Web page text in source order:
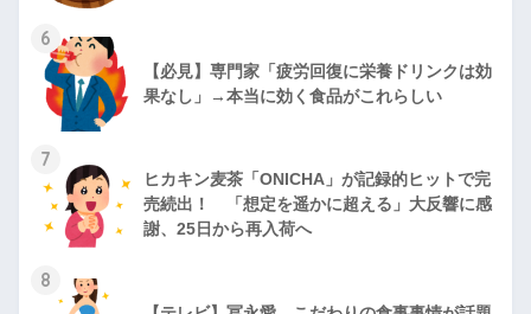
6
【必見】専門家「疲労回復に栄養ドリンクは効
果なし」→本当に効く食品がこれらしい
7
ヒカキン麦茶「ONICHA」が記録的ヒットで完
売続出！ 「想定を遥かに超える」大反響に感
謝、25日から再入荷へ
8